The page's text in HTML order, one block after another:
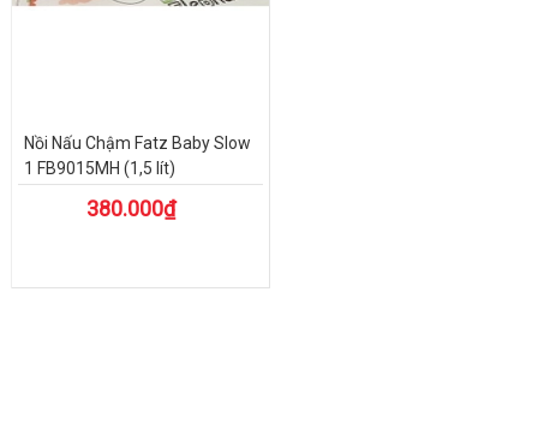
Nồi Nấu Chậm Fatz Baby Slow
1 FB9015MH (1,5 lít)
380.000₫